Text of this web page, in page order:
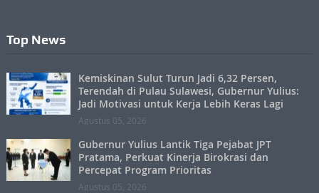
Top News
Kemiskinan Sulut Turun Jadi 6,32 Persen,
Terendah di Pulau Sulawesi, Gubernur Yulius:
Jadi Motivasi untuk Kerja Lebih Keras Lagi
Agustus 05, 2026
Gubernur Yulius Lantik Tiga Pejabat JPT
Pratama, Perkuat Kinerja Birokrasi dan
Percepat Program Prioritas
Agustus 05, 2026